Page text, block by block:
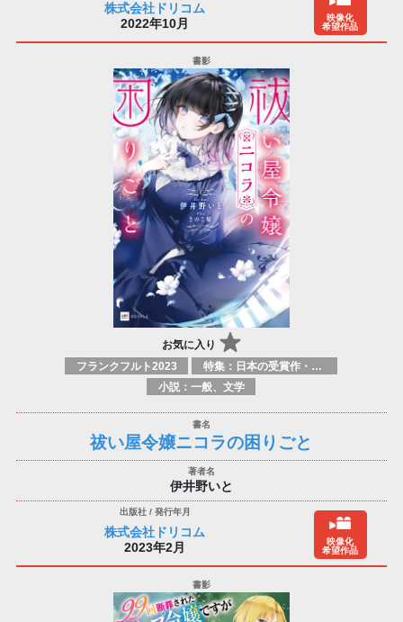
株式会社ドリコム
2022年10月
映像化
希望作品
お気に入り
フランクフルト2023
特集：日本の受賞作・ノミネート作品特集
小説：一般、文学
祓い屋令嬢ニコラの困りごと
伊井野いと
株式会社ドリコム
2023年2月
映像化
希望作品